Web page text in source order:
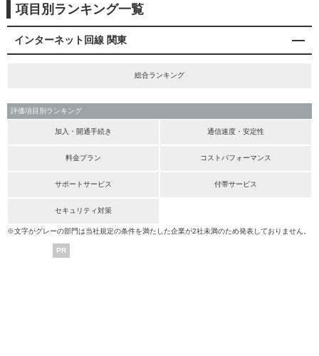
項目別ランキング一覧
インターネット回線 関東
総合ランキング
評価項目別ランキング
加入・開通手続き 通信速度・安定性
料金プラン コストパフォーマンス
サポートサービス 付帯サービス
セキュリティ対策
※文字がグレーの部門は当社規定の条件を満たした企業が2社未満のため発表しておりません。
PR